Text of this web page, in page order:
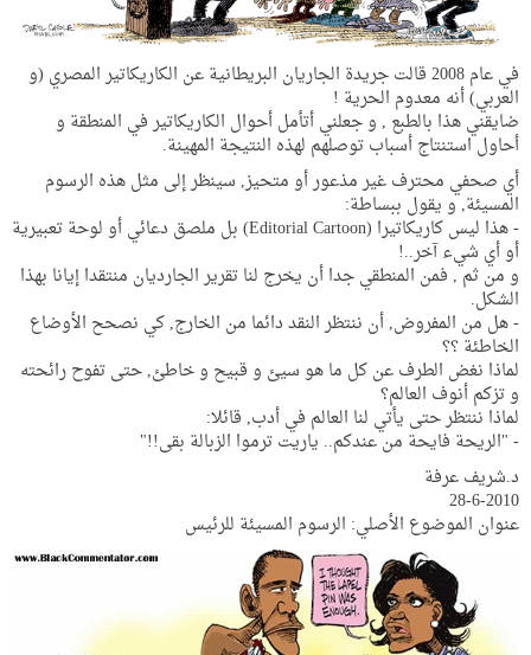
في عام 2008 قالت جريدة الجاريان البريطانية عن الكاريكاتير المصري (و
العربي) أنه معدوم الحرية !
ضايقني هذا بالطبع , و جعلني أتأمل أحوال الكاريكاتير في المنطقة و
أحاول استنتاج أسباب توصلهم لهذه النتيجة المهينة.
أي صحفي محترف غير مذعور أو متحيز, سينظر إلى مثل هذه الرسوم
المسيئة, و يقول ببساطة:
- هذا ليس كاريكاتيرا (Editorial Cartoon) بل ملصق دعائي أو لوحة تعبيرية
أو أي شيء آخر..!
و من ثم , فمن المنطقي جدا أن يخرج لنا تقرير الجارديان منتقدا إيانا بهذا
الشكل.
- هل من المفروض, أن ننتظر النقد دائما من الخارج, كي نصحح الأوضاع
الخاطئة ؟؟
لماذا نغض الطرف عن كل ما هو سيئ و قبيح و خاطئ, حتى تفوح رائحته
و تزكم أنوف العالم؟
لماذا ننتظر حتى يأتي لنا العالم في أدب, قائلا:
- "الريحة فايحة من عندكم.. ياريت ترموا الزبالة بقى!!"
د.شريف عرفة
28-6-2010
عنوان الموضوع الأصلي: الرسوم المسيئة للرئيس